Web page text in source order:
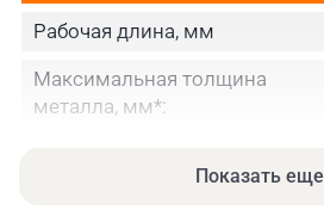
Рабочая длина, мм
Максимальная толщина
металла, мм*:
Показать еще